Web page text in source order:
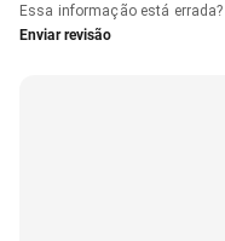
Essa informação está errada?
Enviar revisão